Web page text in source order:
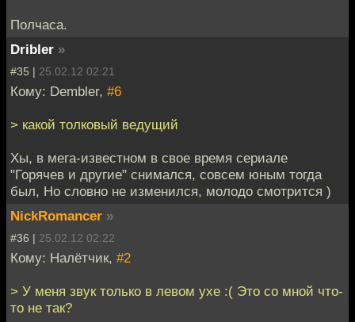
Полчаса.
Dribler »
#35 | 25.02.12 02:21
Кому: Dembler, #6
> какой толковый ведущий
Хы, в мега-известном в свое время сериале
"Горячев и другие" снимался, совсем юным тогда
был, Но словно не изменился, молодо смотрится )
NickRomancer »
#36 | 25.02.12 02:22
Кому: Налётчик, #2
> У меня звук только в левом ухе :( Это со мной что-
то не так?